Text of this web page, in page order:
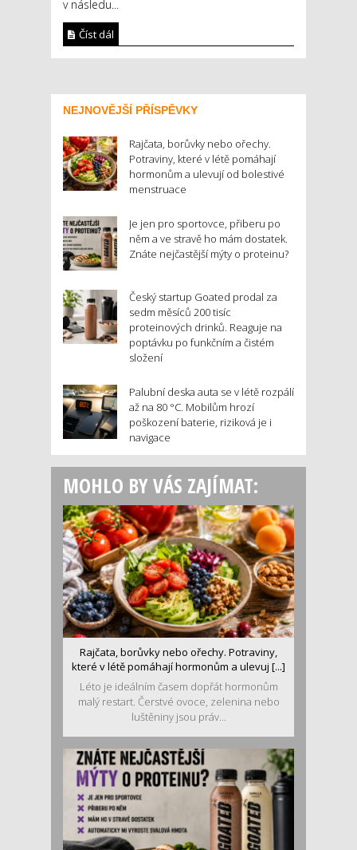
v následu...
Číst dál
NEJNOVĚJŠÍ PŘÍSPĚVKY
Rajčata, borůvky nebo ořechy.
Potraviny, které v létě pomáhají
hormonům a ulevují od bolestivé
menstruace
Je jen pro sportovce, přiberu po
něm a ve stravě ho mám dostatek.
Znáte nejčastější mýty o proteinu?
Český startup Goated prodal za
sedm měsíců 200 tisíc
proteinových drinků. Reaguje na
poptávku po funkčním a čistém
složení
Palubní deska auta se v létě rozpálí
až na 80 °C. Mobilům hrozí
poškození baterie, riziková je i
navigace
MOHLO BY VÁS ZAJÍMAT:
Rajčata, borůvky nebo ořechy. Potraviny,
které v létě pomáhají hormonům a ulevuj [...]
Léto je ideálním časem dopřát hormonům
malý restart. Čerstvé ovoce, zelenina nebo
luštěniny jsou práv...